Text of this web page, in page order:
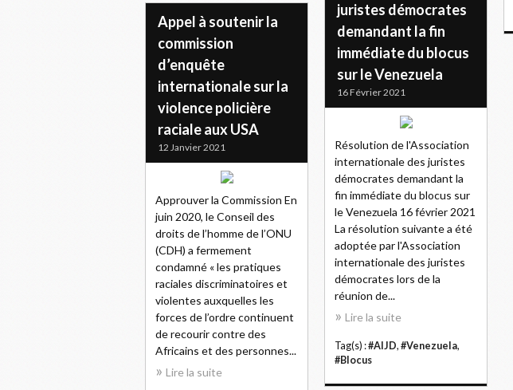
juristes démocrates
demandant la fin
immédiate du blocus
sur le Venezuela
16 Février 2021
Résolution de l'Association
internationale des juristes
démocrates demandant la
fin immédiate du blocus sur
le Venezuela 16 février 2021
La résolution suivante a été
adoptée par l'Association
internationale des juristes
démocrates lors de la
réunion de...
Lire la suite
Tag(s) :#AIJD, #Venezuela,
#Blocus
Appel à soutenir la
commission
d’enquête
internationale sur la
violence policière
raciale aux USA
12 Janvier 2021
Approuver la Commission En
juin 2020, le Conseil des
droits de l’homme de l’ONU
(CDH) a fermement
condamné « les pratiques
raciales discriminatoires et
violentes auxquelles les
forces de l’ordre continuent
de recourir contre des
Africains et des personnes...
Lire la suite